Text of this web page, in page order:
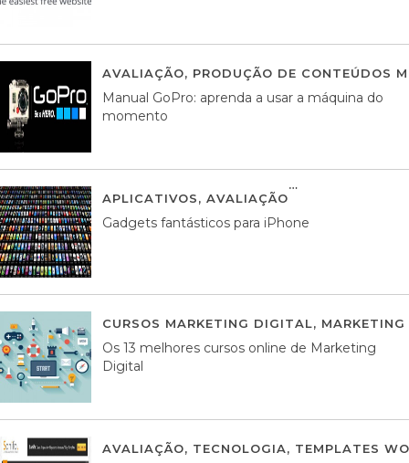
AVALIAÇÃO, PRODUÇÃO DE CONTEÚDOS
Manual GoPro: aprenda a usar a máquina do
momento
APLICATIVOS, AVALIAÇÃO
Gadgets fantásticos para iPhone
CURSOS MARKETING DIGITAL,
Os 13 melhores cursos online de Marketing
Digital
AVALIAÇÃO, TECNOLOGIA, TEMPLATES